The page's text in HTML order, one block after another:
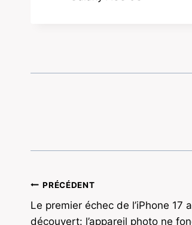
Navigation
de
PRÉCÉDENT
Le premier échec de l’iPhone 17
découvert: l’appareil photo ne